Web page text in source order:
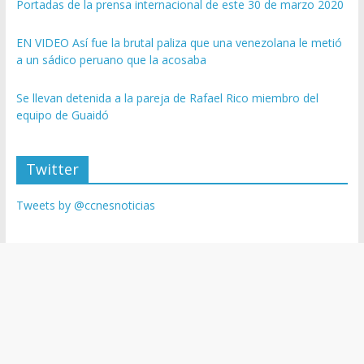
Portadas de la prensa internacional de este 30 de marzo 2020
EN VIDEO Así fue la brutal paliza que una venezolana le metió
a un sádico peruano que la acosaba
Se llevan detenida a la pareja de Rafael Rico miembro del
equipo de Guaidó
Twitter
Tweets by @ccnesnoticias